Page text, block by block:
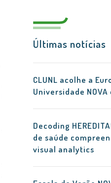
Últimas notícias
CLUNL acolhe a
Universidade NOVA
Decoding
de saúde
visual analytics